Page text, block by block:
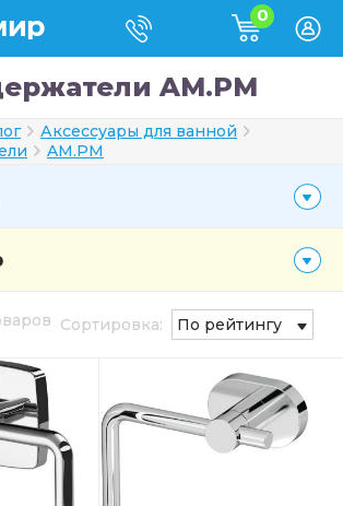
0
AM.PM
Аксессуары для ванной
AM.PM
Сортировка: По рейтингу